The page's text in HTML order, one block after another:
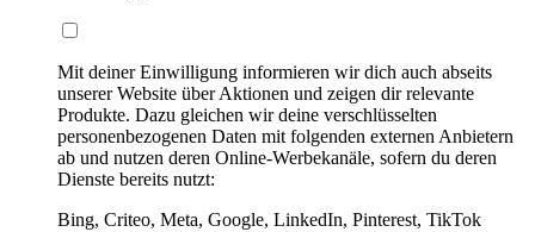
Mit deiner Einwilligung informieren wir dich auch abseits
unserer Website über Aktionen und zeigen dir relevante
Produkte. Dazu gleichen wir deine verschlüsselten
personenbezogenen Daten mit folgenden externen Anbietern
ab und nutzen deren Online-Werbekanäle, sofern du deren
Dienste bereits nutzt:
Bing, Criteo, Meta, Google, LinkedIn, Pinterest, TikTok